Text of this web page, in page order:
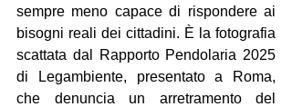
sempre meno capace di rispondere ai
bisogni reali dei cittadini. È la fotografia
scattata dal Rapporto Pendolaria 2025
di Legambiente, presentato a Roma,
che denuncia un arretramento del